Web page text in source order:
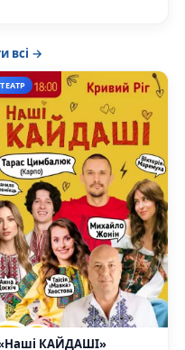
всі →
ТЕАТР
КАЙДАШІ»